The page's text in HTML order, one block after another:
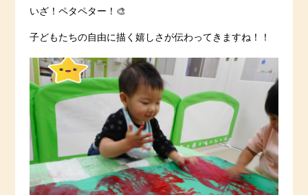
いざ！ペタペター！🎨
子どもたちの自由に描く嬉しさが伝わってきますね！！